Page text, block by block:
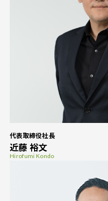
代表取締役社長
近藤 裕文
Hirofumi Kondo